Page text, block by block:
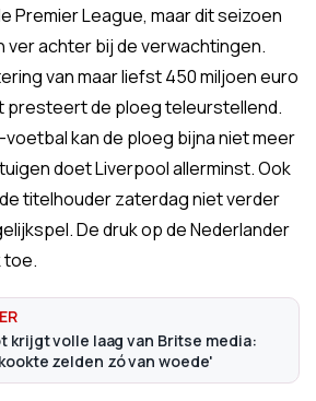
Premier League, maar dit seizoen
ver achter bij de verwachtingen.
van maar liefst 450 miljoen euro
presteert de ploeg teleurstellend.
kan de ploeg bijna niet meer
doet Liverpool allerminst. Ook
titelhouder zaterdag niet verder
De druk op de Nederlander
toe.
krijgt volle laag van Britse media:
zelden zó van woede'